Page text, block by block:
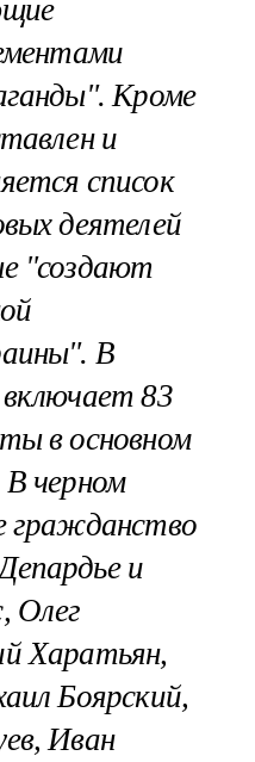
Кроме
и
список
деятелей
"создают
В
83
в основном
черном
гражданство
и
Олег
Харатьян,
Боярский,
Иван